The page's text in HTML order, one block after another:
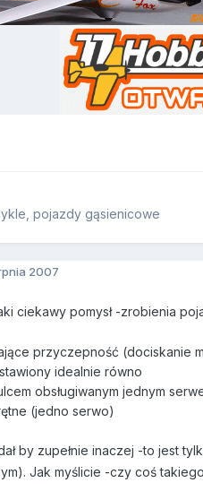
pojazdy gąsienicowe
2007
ciekawy pomysł -zrobienia
przyczepność (dociskanie
idealnie równo
obsługiwanym jednym
(jedno serwo)
by zupełnie inaczej -to jest
Jak myślicie -czy coś